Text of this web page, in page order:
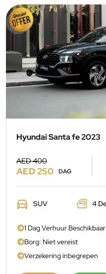
Hyundai Santa fe 2023
AED 400
AED 250 DAG
SUV 4
1 Dag Verhuur Beschikbaar
Borg: Niet vereist
Verzekering inbegrepen